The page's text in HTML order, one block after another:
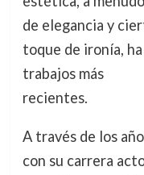
de elegancia y
toque de ironía,
trabajos más
recientes.
A través de los
con su carrera